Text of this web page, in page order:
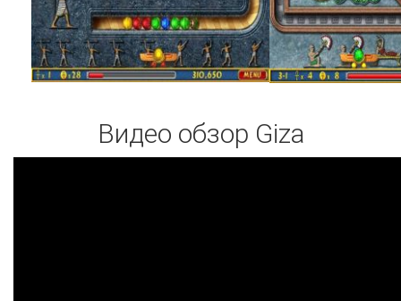
Видео обзор Giza